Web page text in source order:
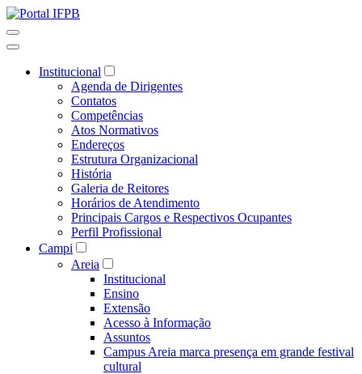
Institucional
Agenda de Dirigentes
Contatos
Competências
Atos Normativos
Endereços
Estrutura Organizacional
História
Galeria de Reitores
Horários de Atendimento
Principais Cargos e Respectivos Ocupantes
Perfil Profissional
Campi
Areia
Institucional
Ensino
Extensão
Acesso à Informação
Assuntos
Campus Areia marca presença em grande festival
cultural